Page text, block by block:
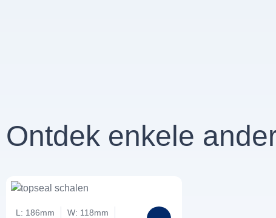
Ontdek enkele
L: 186mm
W: 118mm